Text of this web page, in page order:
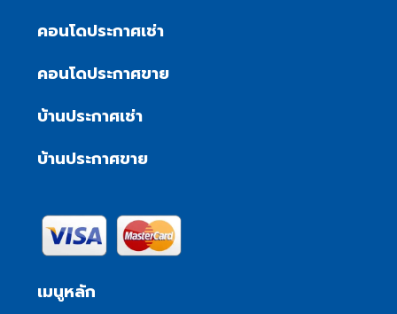
คอนโดประกาศเช่า
คอนโดประกาศขาย
บ้านประกาศเช่า
บ้านประกาศขาย
เมนูหลัก